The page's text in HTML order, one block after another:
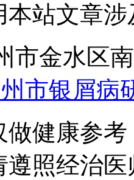
本站文章
市金水区
市银屑病
做健康参
遵照经治医